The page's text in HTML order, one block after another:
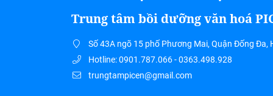
Trung tâm bồi dưỡng văn hoá
Số 43A ngõ 15 phố Phương Mai, Quận Đống Đa,
Hotline: 0901.787.066 - 0363.498.928
trungtampicen@gmail.com